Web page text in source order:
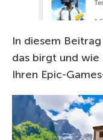
In diesem
das birgt und wie
Ihren Epic-